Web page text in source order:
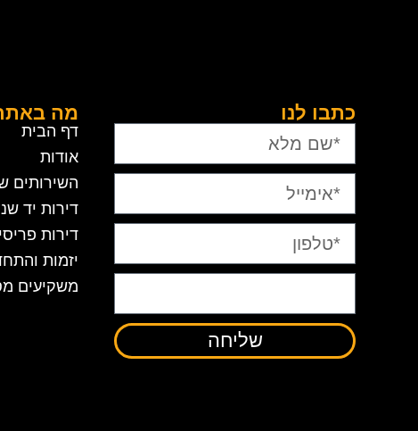
כתבו לנו
שליחה
מה
דף הבית
אודות
השירותים
דירות יד
דירות
יזמות
משקיעים